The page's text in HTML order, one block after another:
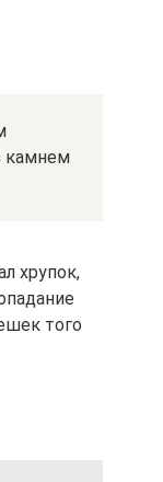
камнем
хрупок,
того